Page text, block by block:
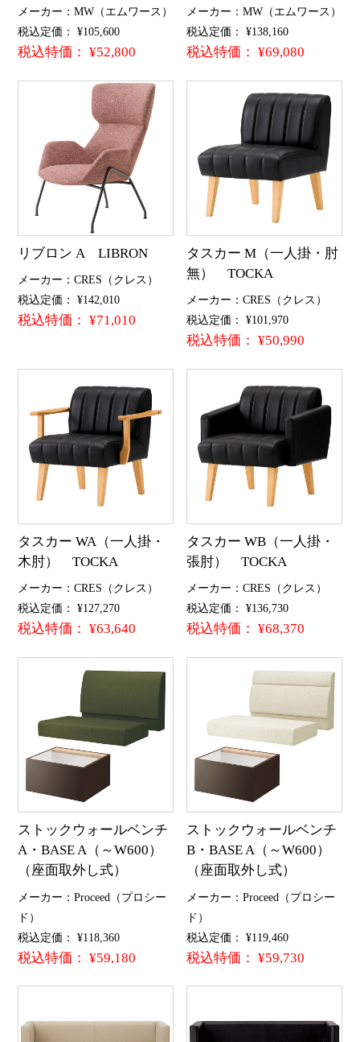
メーカー：MW（エムワース）
税込定価： ¥105,600
税込特価： ¥52,800
メーカー：MW（エムワース）
税込定価： ¥138,160
税込特価： ¥69,080
リブロン A LIBRON
メーカー：CRES（クレス）
税込定価： ¥142,010
税込特価： ¥71,010
タスカー M（一人掛・肘
無） TOCKA
メーカー：CRES（クレス）
税込定価： ¥101,970
税込特価： ¥50,990
タスカー WA（一人掛・
木肘） TOCKA
メーカー：CRES（クレス）
税込定価： ¥127,270
税込特価： ¥63,640
タスカー WB（一人掛・
張肘） TOCKA
メーカー：CRES（クレス）
税込定価： ¥136,730
税込特価： ¥68,370
ストックウォールベンチ
A・BASE A（～W600）
（座面取外し式）
メーカー：Proceed（プロシー
ド）
税込定価： ¥118,360
税込特価： ¥59,180
ストックウォールベンチ
B・BASE A（～W600）
（座面取外し式）
メーカー：Proceed（プロシー
ド）
税込定価： ¥119,460
税込特価： ¥59,730